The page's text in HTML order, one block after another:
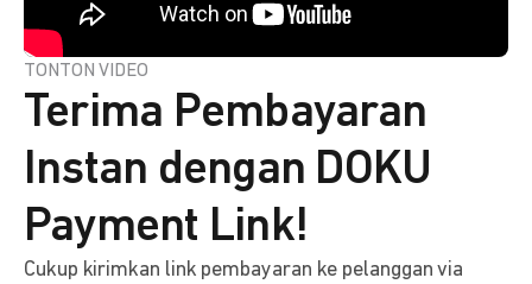
TONTON VIDEO
Terima Pembayaran
Instan dengan DOKU
Payment Link!
Cukup kirimkan link pembayaran ke pelanggan via